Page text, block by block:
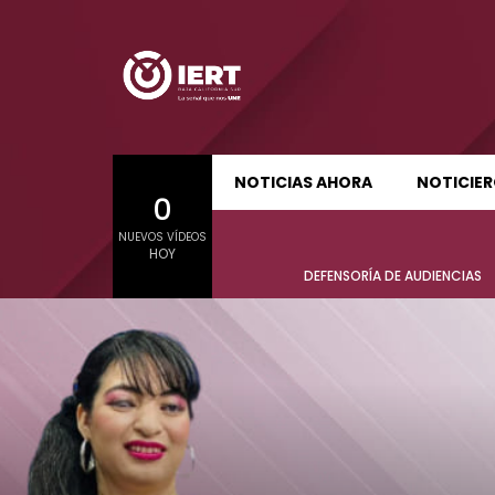
0
NUEVOS VÍDEOS
HOY
NOTICIAS AHORA
SUDCALIFORNIA HOY EDICIÓN MATUTINA
01:24:11
Sudcalifornia Hoy edición matutina
DEFENSORÍA DE AUDIENCIAS
01:24:11
Sudcalifornia Hoy edición matutina